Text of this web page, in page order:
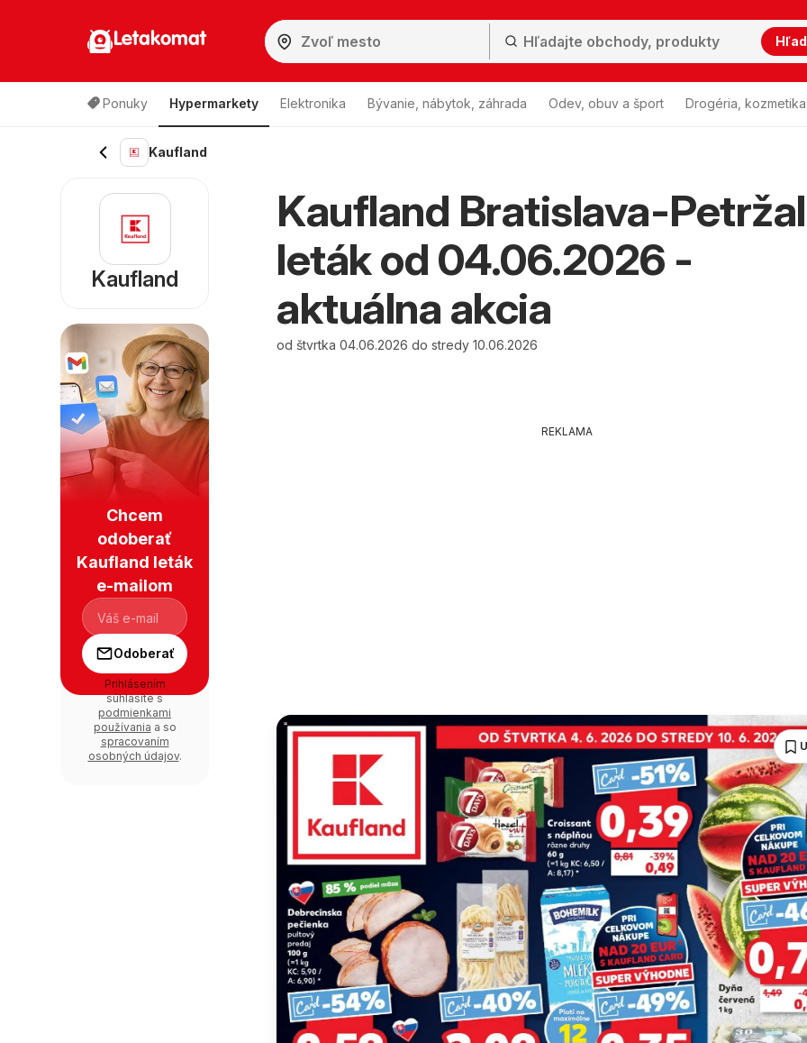
Letakomat
Ponuky Hypermarkety Elektronika Bývanie, nábytok, záhrada Odev, obuv a šport Drogéria, kozmetika
Kaufland
Kaufland Bratislava-
leták od 04.06.2026 -
aktuálna akcia
od štvrtka 04.06.2026 do stredy 10.06.2026
REKLAMA
Kaufland
Chcem
odoberať
Kaufland leták
e-mailom
Odoberať
Prihlásením
súhlasíte s
podmienkami
používania a so
spracovaním
osobných údajov.